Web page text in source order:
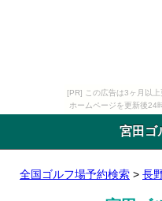
[PR] この広告は3ヶ月以上
ホームページを更新後24
宮田ゴ
全国ゴルフ場予約検索 > 長